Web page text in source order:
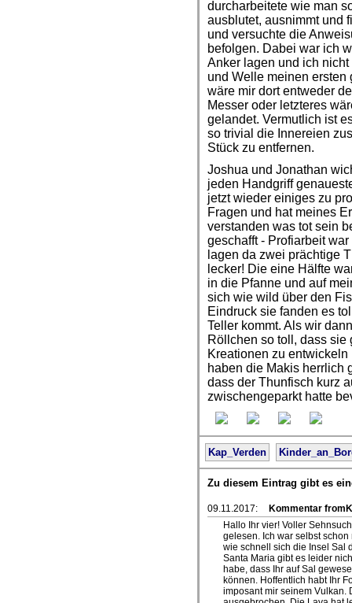
durcharbeitete wie man
ausblutet, ausnimmt und
und versuchte die
befolgen. Dabei war ich
Anker lagen und ich
und Welle meinen ersten
wäre mir dort entweder
Messer oder letzteres
gelandet. Vermutlich ist
so trivial die Innereien
Stück zu entfernen.
Joshua und Jonathan
jeden Handgriff
jetzt wieder einiges zu
Fragen und hat meines
verstanden was tot sein
geschafft - Profiarbeit
lagen da zwei prächtige
lecker! Die eine Hälfte
in die Pfanne und auf
sich wie wild über den
Eindruck sie fanden es
Teller kommt. Als wir
Röllchen so toll, dass
Kreationen zu
haben die Makis herrlich
dass der Thunfisch kurz
zwischengeparkt hatte
Kap_Verden
Zu diesem Eintrag gibt es
09.11.2017:
Kommentar
Hallo Ihr vier! Voller
gelesen. Ich war selbst
wie schnell sich die Insel Sal
Santa Maria gibt es leider
habe, dass Ihr auf Sal
können. Hoffentlich habt Ihr
imposant mir seinem Vulkan.